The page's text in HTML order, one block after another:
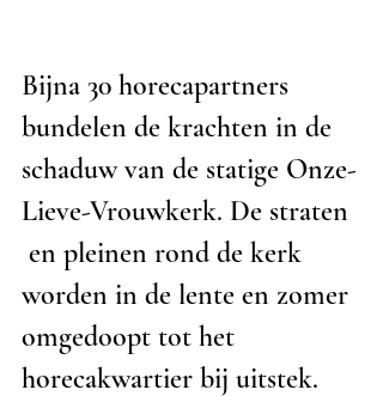
Bijna 30 horecapartners
bundelen de krachten in de
schaduw van de statige Onze-
Lieve-Vrouwkerk. De straten
en pleinen rond de kerk
worden in de lente en zomer
omgedoopt tot het
horecakwartier bij uitstek.